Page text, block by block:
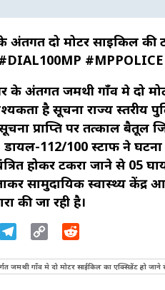
दो मोटर साईकिल
#MPPOLICE
अंतर्गत जमथी गाँव मे दो
है सूचना राज्य स्तरीय
प्राप्ति पर तत्काल
डायल-112/100 स्टाफ ने
होकर टकरा जाने से 05
सामुदायिक स्वास्थ्य केंद्र
की जा रही है।
Telegram
Copy
जमथी गाँव मे दो मोटर साईकिल का एक्सिडेंट हो जाने